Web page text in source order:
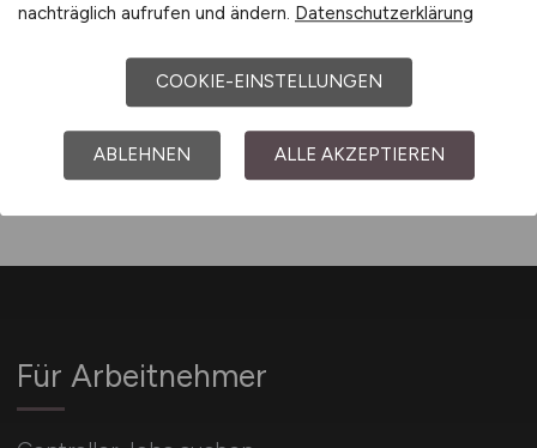
Sie sind hier:
Startseite
Sitemap
Jobsuche mit F
Für Arbeitnehmer
nachträglich aufrufen und ändern. Datenschutzerklärung
COOKIE-EINSTELLUNGEN
ABLEHNEN ALLE AKZEPTIEREN